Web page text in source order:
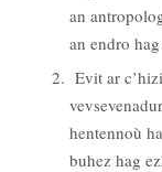
an
an endro
Evit ar
hentennoù
buhez hag